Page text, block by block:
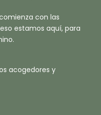
con las
estamos aquí, para
acogedores y